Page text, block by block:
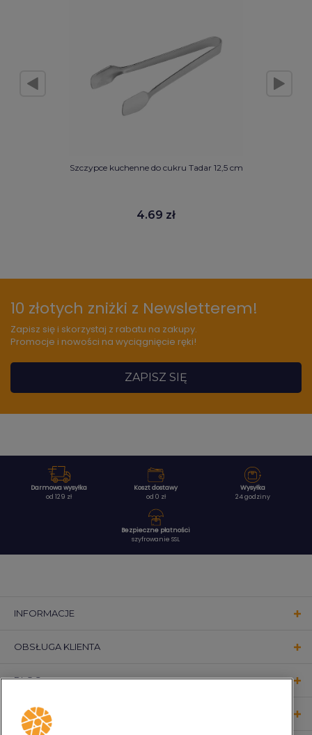
Szczypce kuchenne do cukru Tadar 12,5 cm
4.69 zł
10 złotych zniżki z Newsletterem!
Zapisz się i skorzystaj z rabatu na zakupy.
Promocje i nowości na wyciągnięcie ręki!
ZAPISZ SIĘ
Darmowa wysyłka
od 129 zł
Koszt dostawy
od 0 zł
Wysyłka
24 godziny
Bezpieczne płatności
szyfrowanie SSL
INFORMACJE
OBSŁUGA KLIENTA
BLOG
KONTAKT